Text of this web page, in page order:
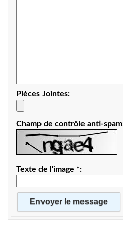
Pièces Jointes
Champ de contrôle anti-spam
Texte de l'image *